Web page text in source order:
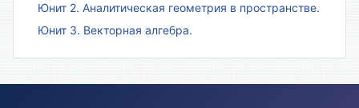
Юнит 2. Аналитическая геометрия в пространстве.
Юнит 3. Векторная алгебра.